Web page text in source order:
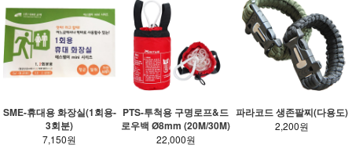
SME-휴대용 화장실(1회용-
3회분)
7,150원
PTS-투척용 구명로프&드
로우백 Ø8mm (20M/30M)
22,000원
파라코드 생존팔찌(다용도)
2,200원